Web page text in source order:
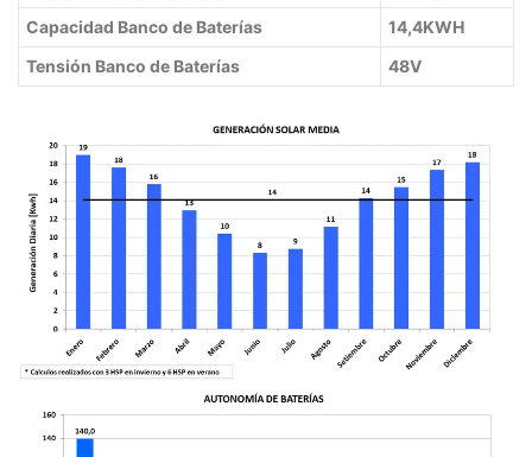
Capacidad Banco de Baterías
14,4KWH
Tensión Banco de Baterías
48V